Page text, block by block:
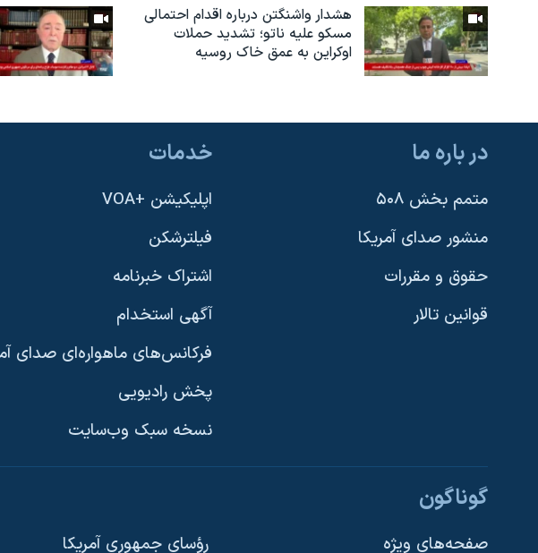
دنبال کنید
هشدار واشنگتن درباره اقدام احتمالی
مسکو علیه ناتو؛ تشدید حملات
اوکراین به عمق خاک روسیه
در باره ما
متمم بخش ۵۰۸
منشور صدای آمریکا
حقوق و مقررات
قوانین تالار
خدمات
اپلیکیشن +VOA
فیلترشکن
اشتراک خبرنامه
آگهی استخدام
فرکانس‌های ماهواره‌ای صدای
پخش رادیویی
نسخه سبک وب‌سایت
گوناگون
صفحه‌های ویژه رؤسای جمهوری آمریکا